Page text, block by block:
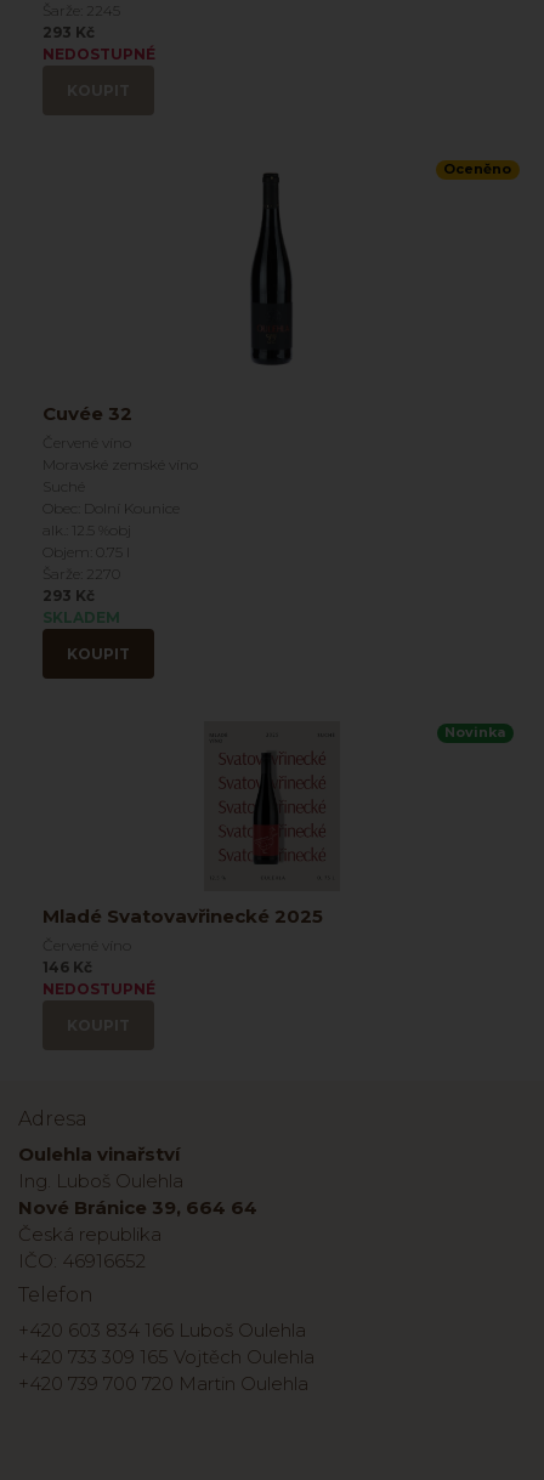
Šarže: 2245
293 Kč
NEDOSTUPNÉ
Oceněno
Cuvée 32
Červené víno
Moravské zemské víno
Suché
Obec: Dolní Kounice
alk.: 12.5 %obj
Objem: 0.75 l
Šarže: 2270
293 Kč
SKLADEM
KOUPIT
Novinka
Mladé Svatovavřinecké 2025
Červené víno
146 Kč
NEDOSTUPNÉ
Adresa
Oulehla vinařství
Ing. Luboš Oulehla
Nové Bránice 39, 664 64
Česká republika
IČO: 46916652
Telefon
+420 603 834 166 Luboš Oulehla
+420 733 309 165 Vojtěch Oulehla
+420 739 700 720 Martin Oulehla